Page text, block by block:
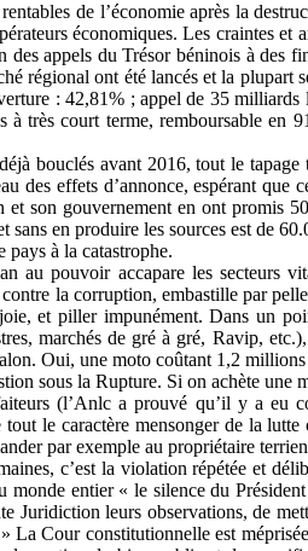
de l’économie après la
économiques. Les craintes
appels du Trésor béninois à des
régional ont été lancés et la
: 42,81% ; appel de 35
très court terme, remboursable en
bouclés avant 2016, tout le
des effets d’annonce, espérant
et son gouvernement en ont
en produire les sources est de
à la catastrophe.
au pouvoir accapare les
la corruption, embastille par
et piller impunément. Dans un
marchés de gré à gré, Ravip,
Oui, une moto coûtant 1,2
sous la Rupture. Si on achète
(l’Anlc a prouvé qu’il y a eu
le caractère mensonger de la
par exemple au propriétaire
c’est la violation répétée et
entier « le silence du
Juridiction leurs observations, de
La Cour constitutionnelle est